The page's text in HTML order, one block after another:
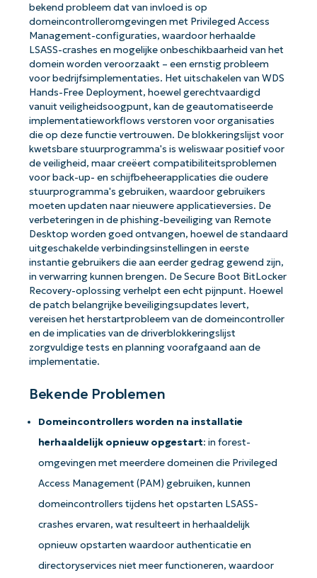
bekend probleem dat van invloed is op
domeincontrolleromgevingen met Privileged Access
Management-configuraties, waardoor herhaalde
LSASS-crashes en mogelijke onbeschikbaarheid van het
domein worden veroorzaakt – een ernstig probleem
voor bedrijfsimplementaties. Het uitschakelen van WDS
Hands-Free Deployment, hoewel gerechtvaardigd
vanuit veiligheidsoogpunt, kan de geautomatiseerde
implementatieworkflows verstoren voor organisaties
die op deze functie vertrouwen. De blokkeringslijst voor
kwetsbare stuurprogramma's is weliswaar positief voor
de veiligheid, maar creëert compatibiliteitsproblemen
voor back-up- en schijfbeheerapplicaties die oudere
stuurprogramma's gebruiken, waardoor gebruikers
moeten updaten naar nieuwere applicatieversies. De
verbeteringen in de phishing-beveiliging van Remote
Desktop worden goed ontvangen, hoewel de standaard
uitgeschakelde verbindingsinstellingen in eerste
instantie gebruikers die aan eerder gedrag gewend zijn,
in verwarring kunnen brengen. De Secure Boot BitLocker
Recovery-oplossing verhelpt een echt pijnpunt. Hoewel
de patch belangrijke beveiligingsupdates levert,
vereisen het herstartprobleem van de domeincontroller
en de implicaties van de driverblokkeringslijst
zorgvuldige tests en planning voorafgaand aan de
implementatie.
Bekende Problemen
Domeincontrollers worden na installatie
herhaaldelijk opnieuw opgestart: in forest-
omgevingen met meerdere domeinen die Privileged
Access Management (PAM) gebruiken, kunnen
domeincontrollers tijdens het opstarten LSASS-
crashes ervaren, wat resulteert in herhaaldelijk
opnieuw opstarten waardoor authenticatie en
directoryservices niet meer functioneren, waardoor